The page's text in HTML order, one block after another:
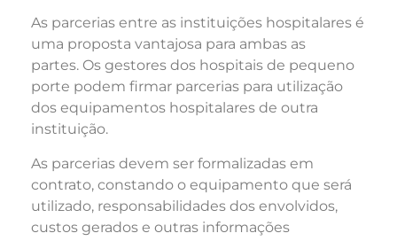
As parcerias entre as instituições hospitalares é
uma proposta vantajosa para ambas as
partes. Os gestores dos hospitais de pequeno
porte podem firmar parcerias para utilização
dos equipamentos hospitalares de outra
instituição.
As parcerias devem ser formalizadas em
contrato, constando o equipamento que será
utilizado, responsabilidades dos envolvidos,
custos gerados e outras informações